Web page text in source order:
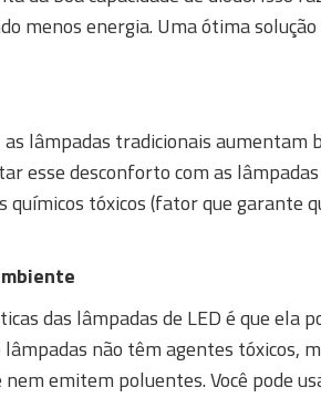
menos energia. Uma ótima
as lâmpadas tradicionais
esse desconforto com as
químicos tóxicos (fator que garante
das lâmpadas de LED é que ela
não têm agentes tóxicos,
emitem poluentes. Você pode